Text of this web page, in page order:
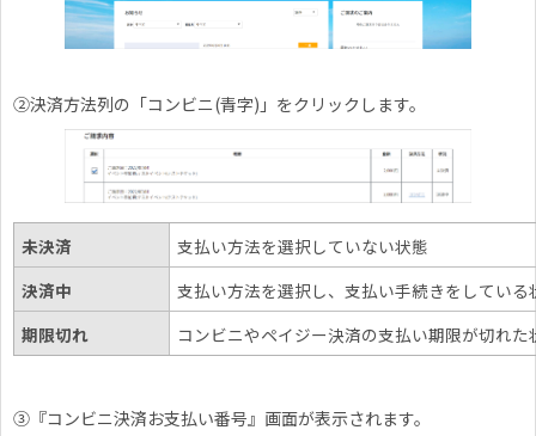
②決済方法列の「コンビニ(青字)」をクリックします。
未決済
支払い方法を選択していない状態
決済中
支払い方法を選択し、支払い手続きをしている
期限切れ
コンビニやペイジー決済の支払い期限が切れた
③『コンビニ決済お支払い番号』画面が表示されます。